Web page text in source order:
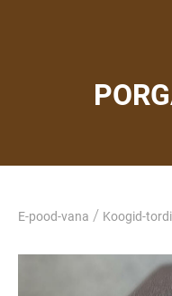
E-pood-vana / Koogid-